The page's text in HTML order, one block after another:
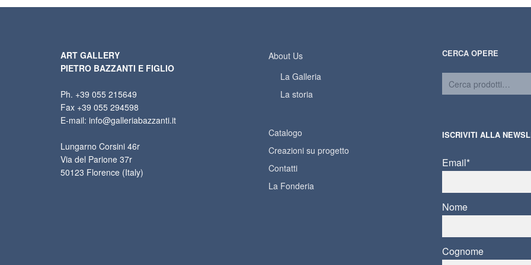
ART GALLERY
PIETRO BAZZANTI E FIGLIO
Ph. +39 055 215649
Fax +39 055 294598
E-mail: info@galleriabazzanti.it
Lungarno Corsini 46r
Via del Parione 37r
50123 Florence (Italy)
About Us
La Galleria
La storia
Catalogo
Creazioni su progetto
Contatti
La Fonderia
CERCA OPERE
ISCRIVITI ALLA
Email*
Nome
Cognome